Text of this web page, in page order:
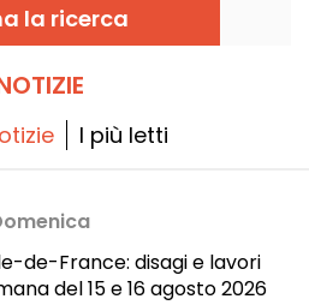
colori e stravaganza,
la ricerca
I più letti
de-France: disagi e lavori
del 15 e 16 agosto 2026